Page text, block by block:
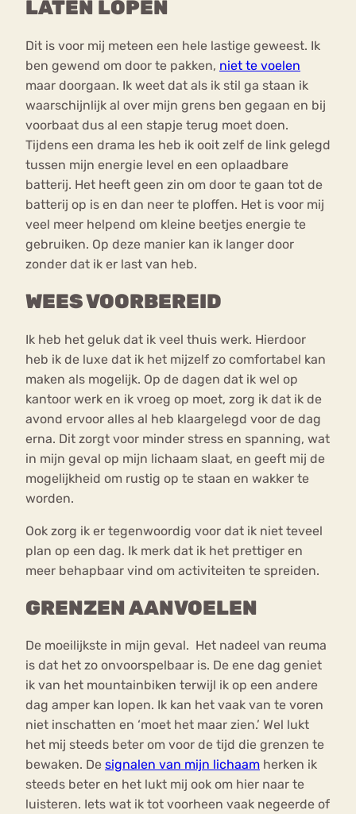
LATEN LOPEN
Dit is voor mij meteen een hele lastige geweest. Ik
ben gewend om door te pakken, niet te voelen
maar doorgaan. Ik weet dat als ik stil ga staan ik
waarschijnlijk al over mijn grens ben gegaan en bij
voorbaat dus al een stapje terug moet doen.
Tijdens een drama les heb ik ooit zelf de link gelegd
tussen mijn energie level en een oplaadbare
batterij. Het heeft geen zin om door te gaan tot de
batterij op is en dan neer te ploffen. Het is voor mij
veel meer helpend om kleine beetjes energie te
gebruiken. Op deze manier kan ik langer door
zonder dat ik er last van heb.
WEES VOORBEREID
Ik heb het geluk dat ik veel thuis werk. Hierdoor
heb ik de luxe dat ik het mijzelf zo comfortabel kan
maken als mogelijk. Op de dagen dat ik wel op
kantoor werk en ik vroeg op moet, zorg ik dat ik de
avond ervoor alles al heb klaargelegd voor de dag
erna. Dit zorgt voor minder stress en spanning, wat
in mijn geval op mijn lichaam slaat, en geeft mij de
mogelijkheid om rustig op te staan en wakker te
worden.
Ook zorg ik er tegenwoordig voor dat ik niet teveel
plan op een dag. Ik merk dat ik het prettiger en
meer behapbaar vind om activiteiten te spreiden.
GRENZEN AANVOELEN
De moeilijkste in mijn geval. Het nadeel van reuma
is dat het zo onvoorspelbaar is. De ene dag geniet
ik van het mountainbiken terwijl ik op een andere
dag amper kan lopen. Ik kan het vaak van te voren
niet inschatten en ‘moet het maar zien.’ Wel lukt
het mij steeds beter om voor de tijd die grenzen te
bewaken. De signalen van mijn lichaam herken ik
steeds beter en het lukt mij ook om hier naar te
luisteren. Iets wat ik tot voorheen vaak negeerde of